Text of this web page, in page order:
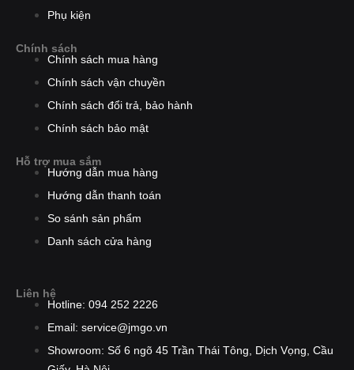
Phụ kiện
Chính sách
Chính sách mua hàng
Chính sách vận chuyền
Chính sách đổi trả, bảo hành
Chính sách bảo mật
Hỗ trợ mua sắm
Hướng dẫn mua hàng
Hướng dẫn thanh toán
So sánh sản phẩm
Danh sách cửa hàng
Liên hệ
Hotline: 094 252 2226
Email: service@jmgo.vn
Showroom: Số 6 ngõ 45 Trần Thái Tông, Dịch Vọng, Cầu